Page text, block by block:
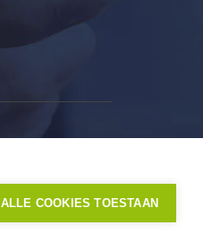
ALLE COOKIES TOESTAAN